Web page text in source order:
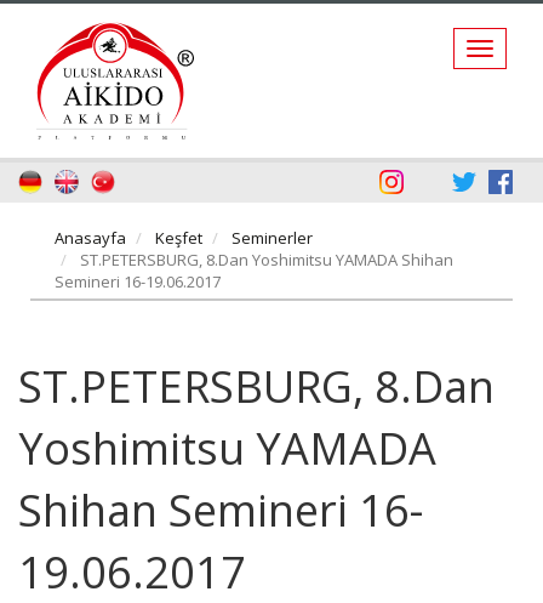
Anasayfa Keşfet
Seminerler
ST.PETERSBURG, 8.Dan Yoshimitsu YAMADA Shihan
Semineri 16-19.06.2017
ST.PETERSBURG, 8.Dan
Yoshimitsu YAMADA
Shihan Semineri 16-
19.06.2017